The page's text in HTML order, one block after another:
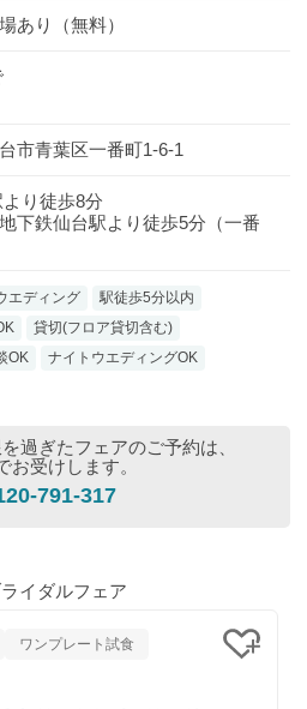
あり（無料）
市青葉区一番町1-6-1
り徒歩8分
下鉄仙台駅より徒歩5分（一番
エディング
駅徒歩5分以内
貸切(フロア貸切含む)
OK
ナイトウエディングOK
過ぎたフェアのご予約は、
お受けします。
791-317
イダルフェア
ワンプレート試食